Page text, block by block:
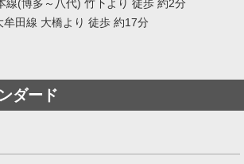
線(博多～八代) 竹下より 徒歩 約2分
牟田線 大橋より 徒歩 約17分
ダード